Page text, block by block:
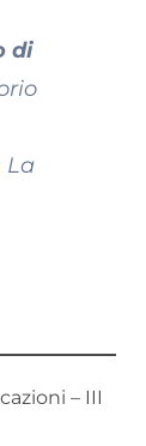
di
La
– III